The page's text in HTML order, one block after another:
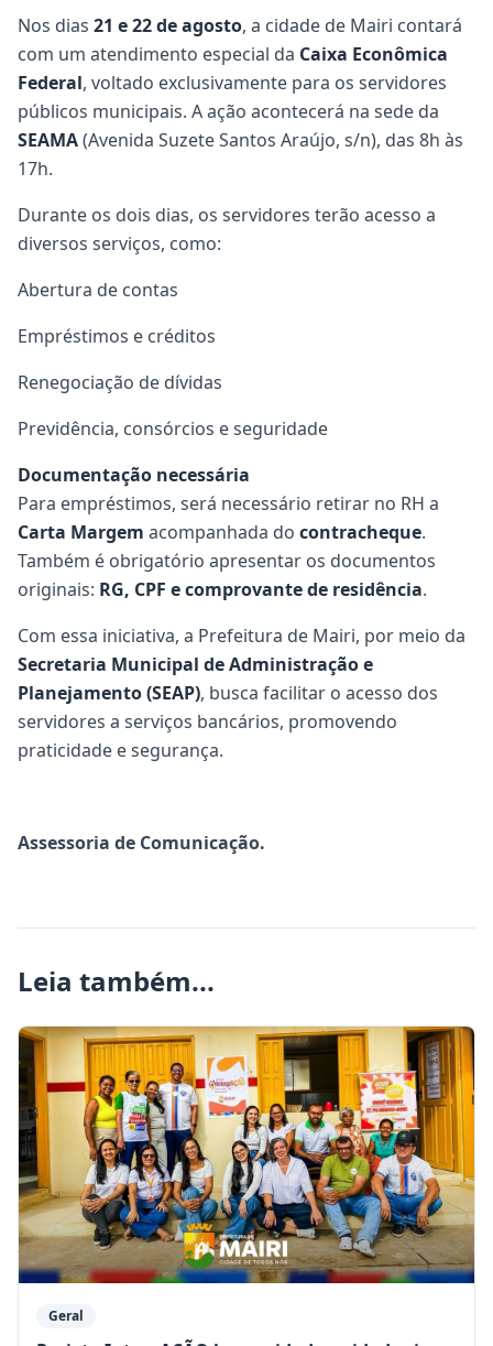
Nos dias 21 e 22 de agosto, a cidade de Mairi contará
com um atendimento especial da Caixa Econômica
Federal, voltado exclusivamente para os servidores
públicos municipais. A ação acontecerá na sede da
SEAMA(Avenida Suzete Santos Araújo, s/n), das 8h às
17h.
Durante os dois dias, os servidores terão acesso a
diversos serviços, como:
Abertura de contas
Empréstimos e créditos
Renegociação de dívidas
Previdência, consórcios e seguridade
Documentação necessária
Para empréstimos, será necessário retirar no RH a
Carta Margem acompanhada do contracheque.
Também é obrigatório apresentar os documentos
originais: RG, CPF e comprovante de residência.
Com essa iniciativa, a Prefeitura de Mairi, por meio da
Secretaria Municipal de Administração e
Planejamento (SEAP), busca facilitar o acesso dos
servidores a serviços bancários, promovendo
praticidade e segurança.
Assessoria de Comunicação.
Leia também...
Geral